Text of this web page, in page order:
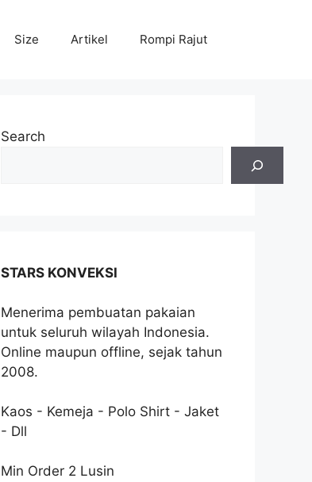
Size Artikel Rompi Rajut
Search
STARS KONVEKSI
Menerima pembuatan pakaian
untuk seluruh wilayah Indonesia.
Online maupun offline, sejak tahun
2008.
Kaos - Kemeja - Polo Shirt - Jaket
- Dll
Min Order 2 Lusin